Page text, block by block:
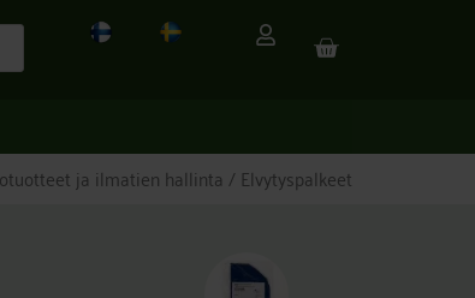
CART
ja ilmatien hallinta / Elvytyspalkeet